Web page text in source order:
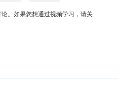
论。如果您想通过视频学习，请关